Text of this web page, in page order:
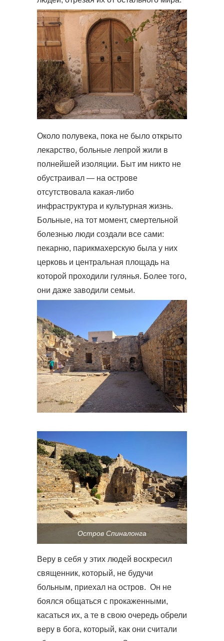
Около полувека, пока не было открыто
лекарство, больные лепрой жили в
полнейшей изоляции. Быт им никто не
обустраивал — на острове
отсутствовала какая-либо
инфраструктура и культурная жизнь.
Больные, на тот момент, смертельной
болезнью люди создали все сами:
пекарню, парикмахерскую была у них
церковь и центральная площадь на
которой проходили гулянья. Более того,
они даже заводили семьи.
Остров Спиналонга
Веру в себя у этих людей воскресил
священник, который, не будучи
больным, приехал на остров. Он не
боялся общаться с прокаженными,
касаться их, а те в свою очередь обрели
веру в бога, который, как они считали